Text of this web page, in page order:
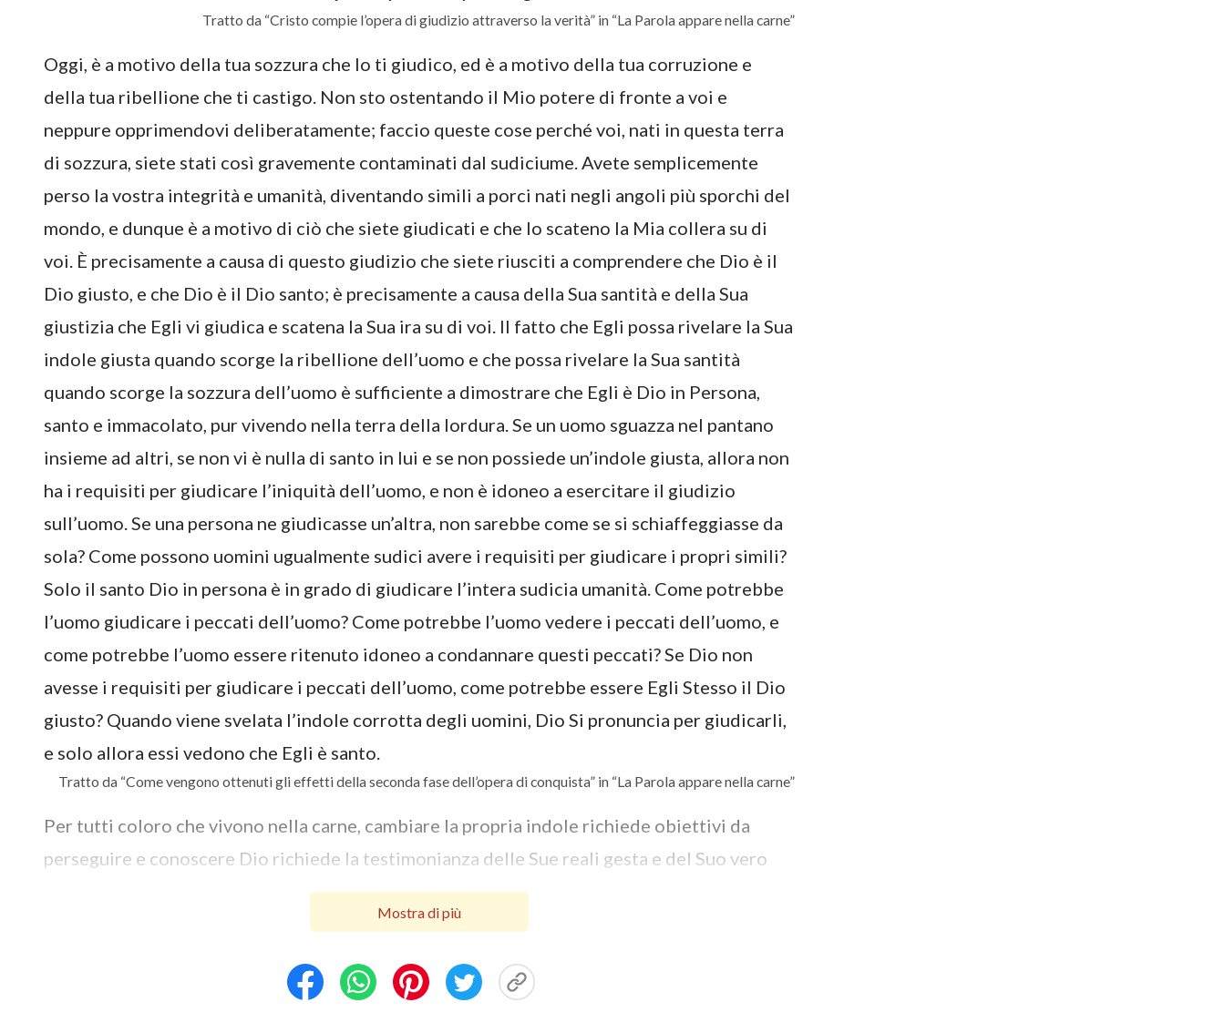
Tratto da “Cristo compie l’opera di giudizio attraverso la verità” in “La Parola appare nella carne”
Oggi, è a motivo della tua sozzura che Io ti giudico, ed è a motivo della tua corruzione e
della tua ribellione che ti castigo. Non sto ostentando il Mio potere di fronte a voi e
neppure opprimendovi deliberatamente; faccio queste cose perché voi, nati in questa terra
di sozzura, siete stati così gravemente contaminati dal sudiciume. Avete semplicemente
perso la vostra integrità e umanità, diventando simili a porci nati negli angoli più sporchi del
mondo, e dunque è a motivo di ciò che siete giudicati e che Io scateno la Mia collera su di
voi. È precisamente a causa di questo giudizio che siete riusciti a comprendere che Dio è il
Dio giusto, e che Dio è il Dio santo; è precisamente a causa della Sua santità e della Sua
giustizia che Egli vi giudica e scatena la Sua ira su di voi. Il fatto che Egli possa rivelare la Sua
indole giusta quando scorge la ribellione dell’uomo e che possa rivelare la Sua santità
quando scorge la sozzura dell’uomo è sufficiente a dimostrare che Egli è Dio in Persona,
santo e immacolato, pur vivendo nella terra della lordura. Se un uomo sguazza nel pantano
insieme ad altri, se non vi è nulla di santo in lui e se non possiede un’indole giusta, allora non
ha i requisiti per giudicare l’iniquità dell’uomo, e non è idoneo a esercitare il giudizio
sull’uomo. Se una persona ne giudicasse un’altra, non sarebbe come se si schiaffeggiasse da
sola? Come possono uomini ugualmente sudici avere i requisiti per giudicare i propri simili?
Solo il santo Dio in persona è in grado di giudicare l’intera sudicia umanità. Come potrebbe
l’uomo giudicare i peccati dell’uomo? Come potrebbe l’uomo vedere i peccati dell’uomo, e
come potrebbe l’uomo essere ritenuto idoneo a condannare questi peccati? Se Dio non
avesse i requisiti per giudicare i peccati dell’uomo, come potrebbe essere Egli Stesso il Dio
giusto? Quando viene svelata l’indole corrotta degli uomini, Dio Si pronuncia per giudicarli,
e solo allora essi vedono che Egli è santo.
Tratto da “Come vengono ottenuti gli effetti della seconda fase dell’opera di conquista” in “La Parola appare nella carne”
Per tutti coloro che vivono nella carne, cambiare la propria indole richiede obiettivi da
perseguire e conoscere Dio richiede la testimonianza delle Sue reali gesta e del Suo vero
volto. Entrambi possono essere raggiunti solo dalla carne incarnata di Dio ed entrambi
possono essere realizzati solo dalla carne normale e reale. Questo è il motivo per cui
le persone sono tenute a conoscere Dio, le immagini delle divinità vaghe e soprannaturali
Mostra di più